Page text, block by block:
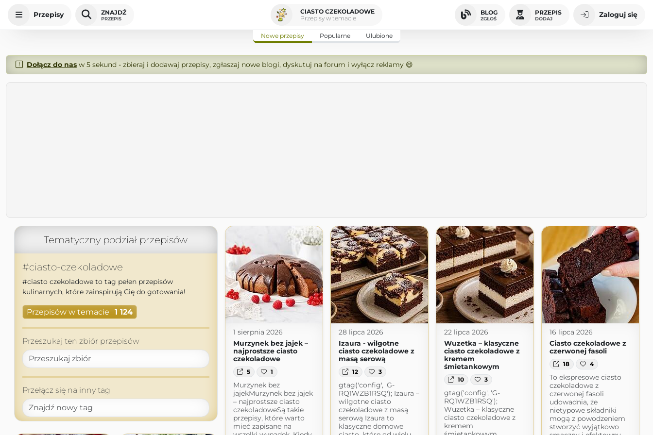
Przepisy ZNAJDŹ
PRZEPIS
CIASTO CZEKOLADOWE
Przepisy w temacie
BLOG
ZGŁOŚ
PRZEPIS
DODAJ Zaloguj się
Nowe przepisy Popularne Ulubione
Dołącz do nasw 5 sekund - zbieraj i dodawaj przepisy, zgłaszaj nowe blogi, dyskutuj na forum i wyłącz reklamy 😄
Tematyczny podział przepisów
#ciasto-czekoladowe
#ciasto czekoladowe to tag pełen przepisów
kulinarnych, które zainspirują Cię do gotowania!
Przepisów w temacie 1 124
Przeszukaj ten zbiór przepisów
Przełącz się na inny tag
1 sierpnia 2026
Murzynek bez jajek –
najprostsze ciasto
czekoladowe
5 1
Murzynek bez
jajekMurzynek bez jajek
– najprostsze ciasto
czekoladoweSą takie
przepisy, które warto
mieć zapisane na
28 lipca 2026
Izaura - wilgotne
ciasto czekoladowe z
masą serową
12 3
gtag('config', 'G-
RQ1WZB1RSQ'); Izaura –
wilgotne ciasto
czekoladowe z masą
serową Izaura to
klasyczne domowe
22 lipca 2026
Wuzetka – klasyczne
ciasto czekoladowe z
kremem
śmietankowym
10 3
gtag('config', 'G-
RQ1WZB1RSQ');
Wuzetka – klasyczne
ciasto czekoladowe z
kremem
16 lipca 2026
Ciasto czekoladowe z
czerwonej fasoli
18 4
To ekspresowe ciasto
czekoladowe z
czerwonej fasoli
udowadnia, że
nietypowe składniki
mogą z powodzeniem
stworzyć wyjątkowo